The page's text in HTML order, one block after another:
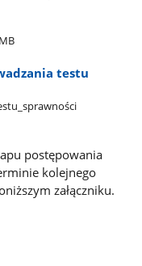
testu
postępowania
kolejnego
załączniku.